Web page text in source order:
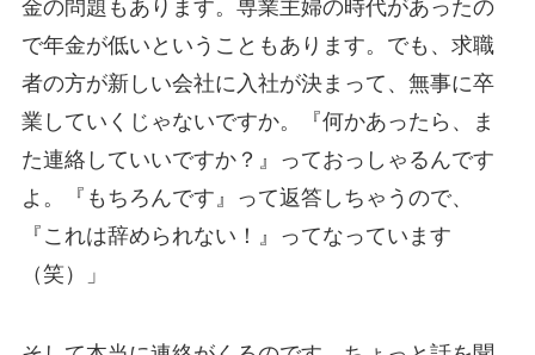
金の問題もあります。専業主婦の時代があったの
で年金が低いということもあります。でも、求職
者の方が新しい会社に入社が決まって、無事に卒
業していくじゃないですか。『何かあったら、ま
た連絡していいですか？』っておっしゃるんです
よ。『もちろんです』って返答しちゃうので、
『これは辞められない！』ってなっています
（笑）」